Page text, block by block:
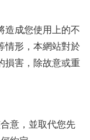
造成您使用上的不
情形，本網站對於
損害，除故意或重
意，並取代您先